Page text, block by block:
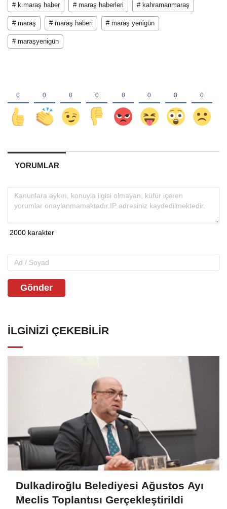
# k.maraş haber # maraş haberleri # kahramanmaraş
# maraş # maraş haberi # maraş yenigün
# maraşyenigün
YORUMLAR
Gönder
İLGINIZI ÇEKEBILIR
Dulkadiroğlu Belediyesi Ağustos Ayı
Meclis Toplantısı Gerçekleştirildi